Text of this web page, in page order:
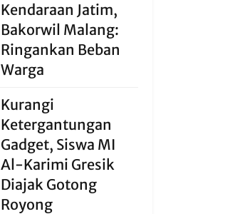
Kendaraan Jatim,
Bakorwil Malang:
Ringankan Beban
Warga
Kurangi
Ketergantungan
Gadget, Siswa MI
Al-Karimi Gresik
Diajak Gotong
Royong